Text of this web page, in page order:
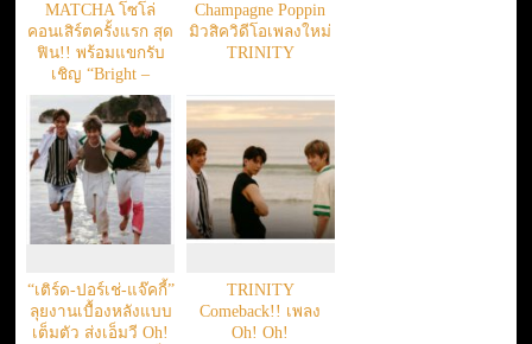
MATCHA โซโล่
คอนเสิร์ตครั้งแรก สุด
ฟิน!! พร้อมแขกรับ
เชิญ “Bright –
Trininy – Daboyway”
และ 4 สาว “Alala”
Champagne Poppin
มิวสิควิดีโอเพลงใหม่
TRINITY
“เติร์ด-ปอร์เช่-แจ๊คกี้”
ลุยงานเบื้องหลังแบบ
เต็มตัว ส่งเอ็มวี Oh!
TRINITY
Comeback!! เพลง
Oh! Oh!